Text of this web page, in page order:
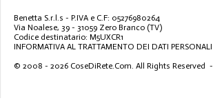
Benetta S.r.l.s - P.IVA e C.F: 05276980264
Via Noalese, 39 - 31059 Zero Branco (TV)
Codice destinatario: M5UXCR1
INFORMATIVA AL TRATTAMENTO DEI DATI PERSONALI
© 2008 - 2026 CoseDiRete.Com. All Rights Reserved -